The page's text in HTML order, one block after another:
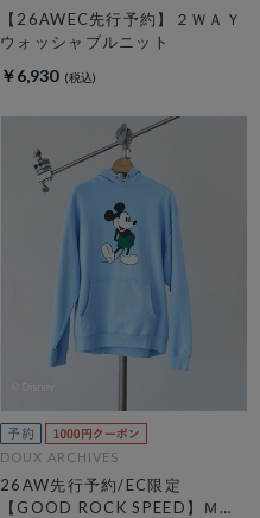
【26AWEC先行予約】２ＷＡＹ
ウォッシャブルニット
￥6,930
DOUX ARCHIVES
26AW先行予約/EC限定
【GOOD ROCK SPEED】ＭＩ